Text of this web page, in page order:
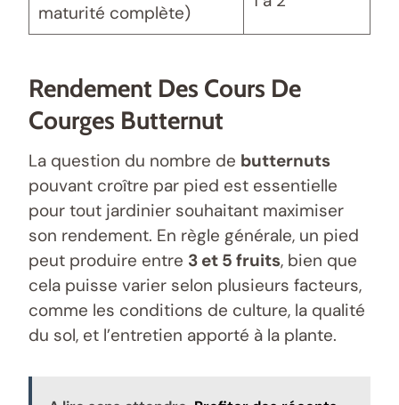
maturité complète)
Rendement Des Cours De
Courges Butternut
La question du nombre de butternuts
pouvant croître par pied est essentielle
pour tout jardinier souhaitant maximiser
son rendement. En règle générale, un pied
peut produire entre 3 et 5 fruits, bien que
cela puisse varier selon plusieurs facteurs,
comme les conditions de culture, la qualité
du sol, et l’entretien apporté à la plante.